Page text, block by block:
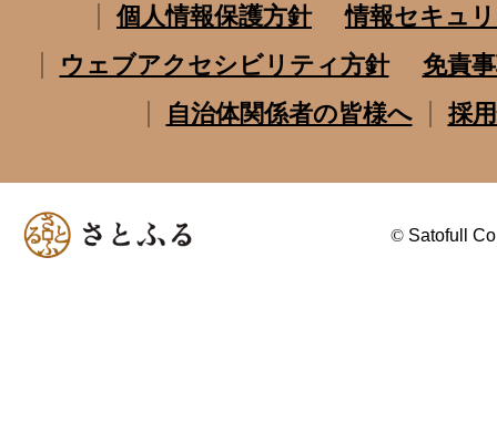
個人情報保護方針
情報セキュ
ウェブアクセシビリティ方針
免責
自治体関係者の皆様へ
採
© Satofull